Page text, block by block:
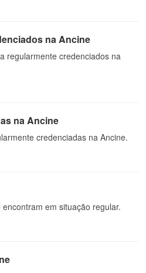
na Ancine
regularmente credenciados na
na Ancine
credenciadas na Ancine.
em situação regular.